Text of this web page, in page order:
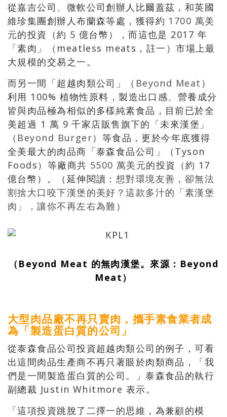
從嘉吉公司、微軟公司創辦人比爾蓋茲，和英國
維珍集團創辦人布蘭森等處，獲得約 1700 萬美
元的投資（約 5 億台幣），而這也是 2017 年
「素肉」（meatless meats，註一）市場上最
大規模的交易之一。
而另一間「超越肉類公司」（ Beyond Meat ）
利用 100% 植物性原料，製造出口感、營養成分
皆與肉品極為相似的多樣純素食品，目前已於全
美超過 1 萬 9 千家店販售旗下的「未來漢堡」
（ Beyond Burger）等食品，更於今年底獲得
全美最大的肉品商「泰森食品公司」（Tyson
Foods）等廠商共 5500 萬美元的投資（約 17
億台幣）。（延伸閱讀： 想對環境友善，卻無法
割捨大口咬下漢堡的美好？這款多汁的「素漢堡
肉」，讓你不再左右為難 ）
（Beyond Meat 的無肉漢堡。來源： Beyond
Meat）
大型肉品廠不再只賣肉，攜手素食業者成
為「製造蛋白質的公司」
從泰森食品公司投資超越肉類公司的例子，可看
出這間肉品生產商不再只著眼於肉類商品，「我
們是一間製造蛋白質的公司。」泰森食品的執行
副總裁 Justin Whitmore 表示。
「這項投資跳脫了二擇一的思維，為兼顧的模